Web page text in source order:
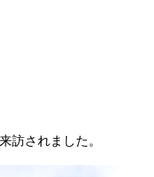
されました。